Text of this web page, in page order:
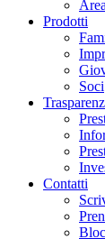
Prodotti
Soci
Contatti